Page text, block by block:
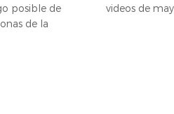
posible de
de la
videos de